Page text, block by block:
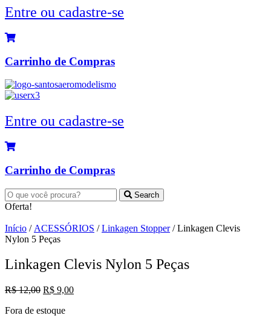
Entre ou cadastre-se
Carrinho de Compras
Entre ou cadastre-se
Carrinho de Compras
Search
Oferta!
Início / ACESSÓRIOS /Linkagen Stopper/ Linkagen Clevis
Nylon 5 Peças
Linkagen Clevis Nylon 5 Peças
R$12,00 O
original
R$ 9,00O
Fora de estoque